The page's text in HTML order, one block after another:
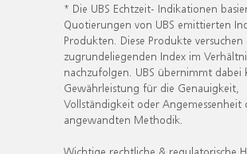
* Die UBS Echtzeit- Indikationen
Quotierungen von UBS emittierten
Produkten. Diese Produkte versuchen
zugrundeliegenden Index im
nachzufolgen. UBS übernimmt dabei
Gewährleistung für die Genauigkeit,
Vollständigkeit oder Angemessenheit
angewandten Methodik.